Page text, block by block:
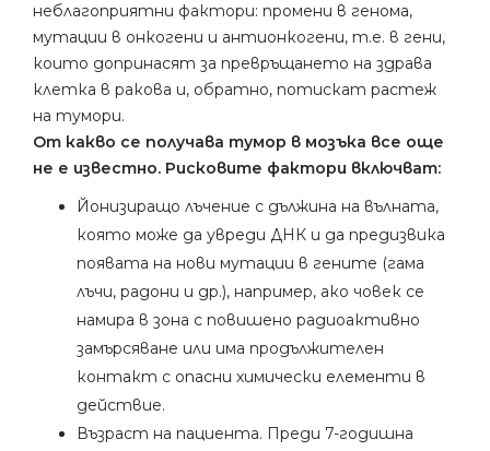
неблагоприятни фактори: промени в генома,
мутации в онкогени и антионкогени, т.е. в гени,
които допринасят за превръщането на здрава
клетка в ракова и, обратно, потискат растеж
на тумори.
От какво се получава тумор в мозъка все още
не е известно. Рисковите фактори включват:
Йонизиращо лъчение с дължина на вълната,
която може да увреди ДНК и да предизвика
появата на нови мутации в гените (гама
лъчи, радони и др.), например, ако човек се
намира в зона с повишено радиоактивно
замърсяване или има продължителен
контакт с опасни химически елементи в
действие.
Възраст на пациента. Преди 7-годишна